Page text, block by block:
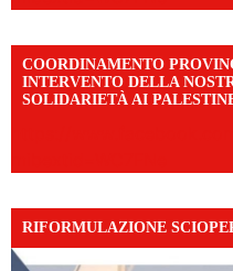
COORDINAMENTO
INTERVENTO DELLA
SOLIDARIETÀ AI
RIFORMULAZIONE